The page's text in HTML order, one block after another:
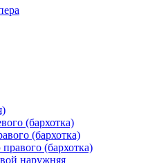
(бархотка)
(бархотка)
(бархотка)
наружняя